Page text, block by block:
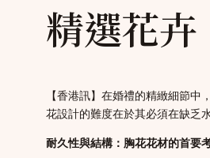
精選花
【香港訊】在婚禮的精緻細節
花設計的難度在於其必須在缺乏
耐久性與結構：胸花花材的首要